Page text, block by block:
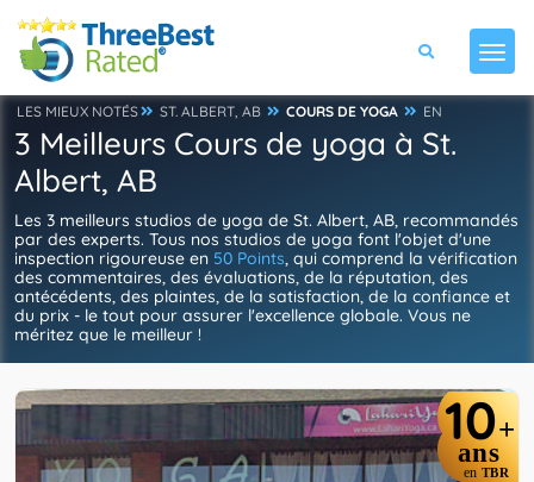
LES MIEUX NOTÉS ST. ALBERT, AB COURS DE YOGA EN
3 Meilleurs Cours de yoga à St.
Albert, AB
Les 3 meilleurs studios de yoga de St. Albert, AB, recommandés
par des experts. Tous nos studios de yoga font l'objet d'une
inspection rigoureuse en 50 Points, qui comprend la vérification
des commentaires, des évaluations, de la réputation, des
antécédents, des plaintes, de la satisfaction, de la confiance et
du prix - le tout pour assurer l'excellence globale. Vous ne
méritez que le meilleur !
10+
ans
en TBR